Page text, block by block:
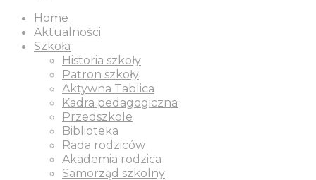
Home
Aktualności
Szkoła
Historia szkoły
Patron szkoły
Aktywna Tablica
Kadra pedagogiczna
Przedszkole
Biblioteka
Rada rodziców
Akademia rodzica
Samorząd szkolny